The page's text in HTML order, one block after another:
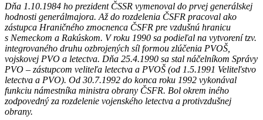
Dňa 1.10.1984 ho prezident ČSSR vymenoval do prvej generálskej
hodnosti generálmajora. Až do rozdelenia ČSFR pracoval ako
zástupca Hraničného zmocnenca ČSFR pre vzdušnú hranicu
s Nemeckom a Rakúskom. V roku 1990 sa podieľal na vytvorení tzv.
integrovaného druhu ozbrojených síl formou zlúčenia PVOŠ,
vojskovej PVO a letectva. Dňa 25.4.1990 sa stal náčelníkom Správy
PVO – zástupcom veliteľa letectva a PVOŠ (od 1.5.1991 Veliteľstvo
letectva a PVO). Od 30.7.1992 do konca roku 1992 vykonával
funkciu námestníka ministra obrany ČSFR. Bol okrem iného
zodpovedný za rozdelenie vojenského letectva a protivzdušnej
obrany.